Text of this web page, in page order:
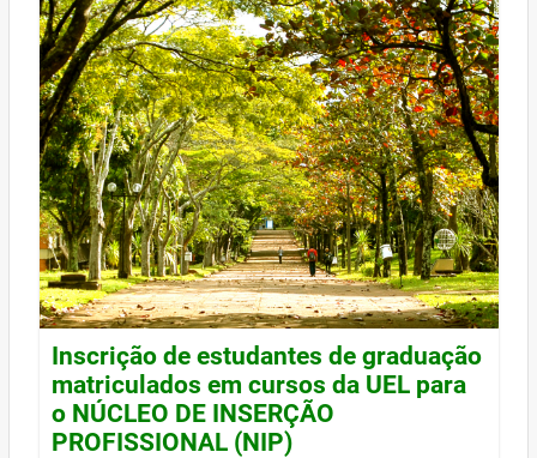
Inscrição de estudantes de graduação
matriculados em cursos da UEL para
o NÚCLEO DE INSERÇÃO
PROFISSIONAL (NIP)